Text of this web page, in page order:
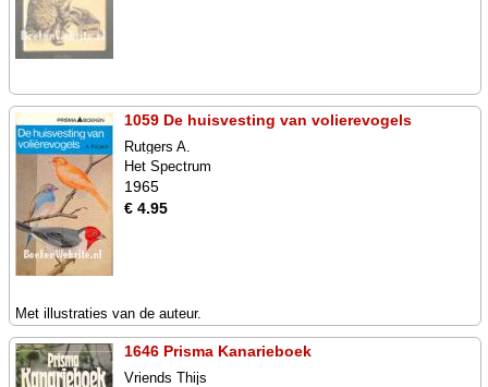
1059 De huisvesting van volierevogels
Rutgers A.
Het Spectrum
1965
€ 4.95
Met illustraties van de auteur.
1646 Prisma Kanarieboek
Vriends Thijs